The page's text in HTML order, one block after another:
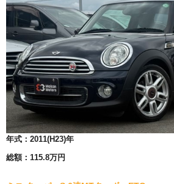
年式： 2011(H23)年
総額： 115.8万円